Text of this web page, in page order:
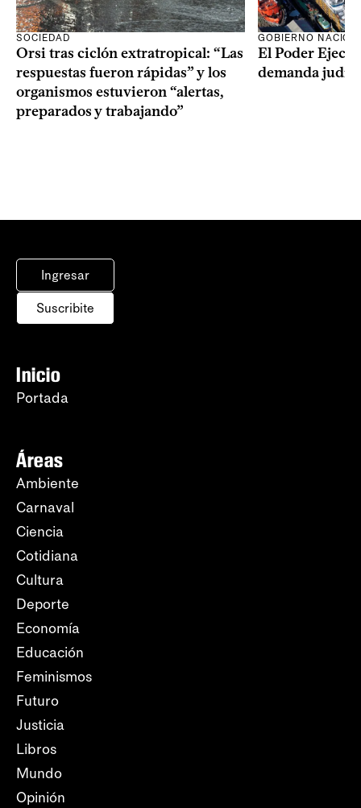
SOCIEDAD
Orsi tras ciclón extratropical: “Las
respuestas fueron rápidas” y los
organismos estuvieron “alertas,
preparados y trabajando”
GOBIERNO
El Poder
demanda
Ingresar
Suscribite
Inicio
Portada
Áreas
Ambiente
Carnaval
Ciencia
Cotidiana
Cultura
Deporte
Economía
Educación
Feminismos
Futuro
Justicia
Libros
Mundo
Opinión